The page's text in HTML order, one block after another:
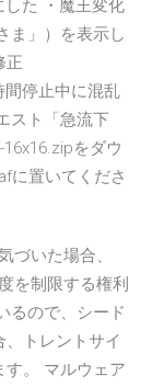
た ・魔王変化
ま」）を表示し
正
間停止中に混乱
スト「急流下
をダウ
に置いてくださ
づいた場合、
を制限する権利
るので、シード
トレントサイ
す。 マルウェア